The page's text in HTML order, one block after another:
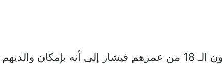
أما السكان الذين هم دون الـ 18 من عمرهم فيشار إلى أنه بإمكان